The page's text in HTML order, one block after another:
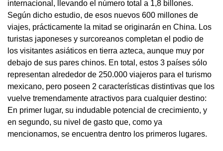
internacional, llevando el número total a 1,8 billones.
Según dicho estudio, de esos nuevos 600 millones de
viajes, prácticamente la mitad se originarán en China. Los
turistas japoneses y surcoreanos completan el podio de
los visitantes asiáticos en tierra azteca, aunque muy por
debajo de sus pares chinos. En total, estos 3 países sólo
representan alrededor de 250.000 viajeros para el turismo
mexicano, pero poseen 2 características distintivas que los
vuelve tremendamente atractivos para cualquier destino:
En primer lugar, su indudable potencial de crecimiento, y
en segundo, su nivel de gasto que, como ya
mencionamos, se encuentra dentro los primeros lugares.